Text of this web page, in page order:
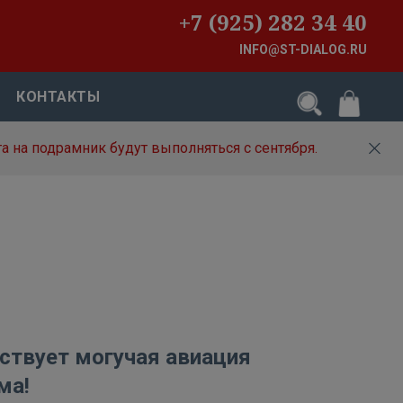
+7 (925) 282 34 40
INFO@ST-DIALOG.RU
КОНТАКТЫ
подрамник будут выполняться с сентября.
могучая авиация